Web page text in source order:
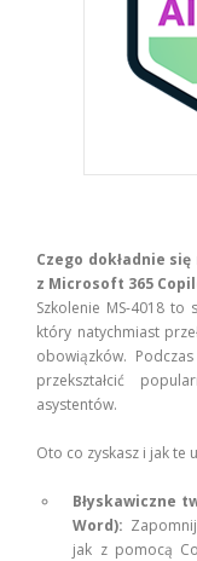
Czego dokładnie
z Microsoft 365
Szkolenie MS-4018 to
który natychmiast
obowiązków.
przekształcić
asystentów.
Oto co zyskasz i jak te
Błyskawiczne
Word):
jak z pomocą